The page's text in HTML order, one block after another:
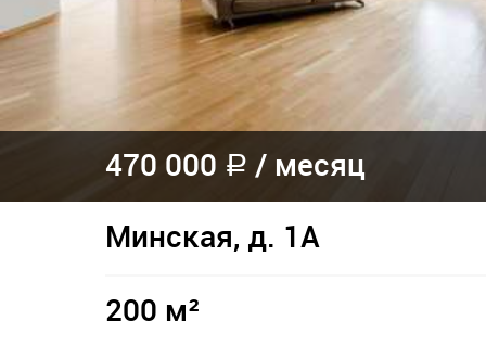
470 000 a / месяц
Минская, д. 1А
200 м²